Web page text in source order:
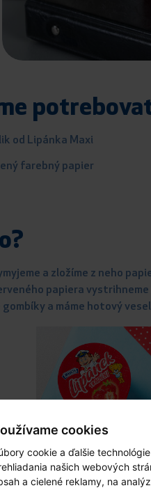
cookies
cookie a ďalšie
našich webových
a cielené reklamy, na
od Lipánka Maxi
farebný papier
a zložíme z neho
papiera
gombíky a máme hotový